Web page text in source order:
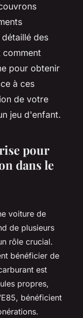
des
pour obtenir
à ces
de votre
jeu d'enfant.
pour
dans le
voiture de
de plusieurs
rôle crucial.
bénéficier de
est
propres,
bénéficient